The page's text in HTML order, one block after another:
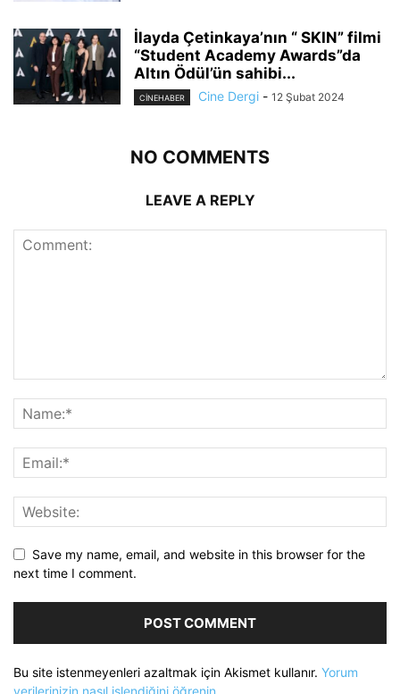
İlayda Çetinkaya’nın “ SKIN” filmi
“Student Academy Awards”da
Altın Ödül’ün sahibi...
CINEHABER Cine Dergi - 12 Şubat 2024
NO COMMENTS
LEAVE A REPLY
Save my name, email, and website in this browser for the
next time I comment.
Bu site istenmeyenleri azaltmak için Akismet kullanır. Yorum
verilerinizin nasıl işlendiğini öğrenin.